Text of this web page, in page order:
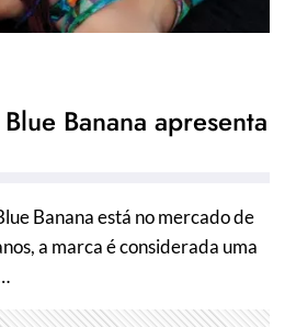
Banana apresenta
Banana está no mercado de
a marca é considerada uma